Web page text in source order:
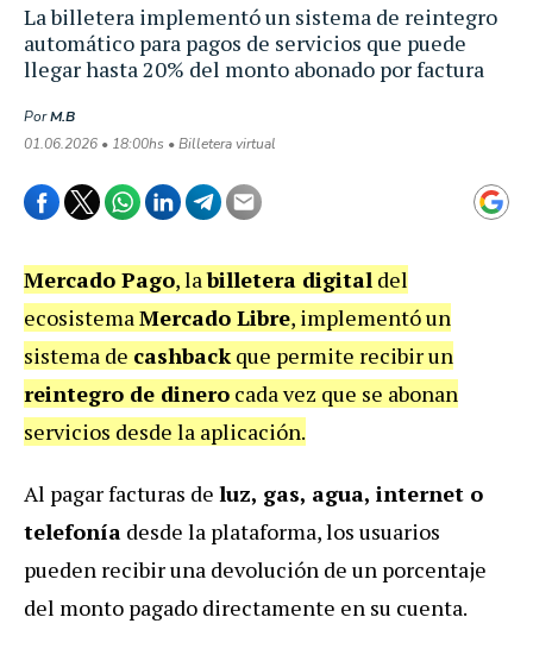
La billetera implementó un sistema de reintegro
automático para pagos de servicios que puede
llegar hasta 20% del monto abonado por factura
PorM.B
01.06.2026 • 18:00hs • Billetera virtual
Mercado Pago, labilletera digital del
ecosistemaMercado Libre, implementó un
sistema de cashbackque permite recibir un
reintegro de dinero cada vez que se abonan
servicios desde la aplicación.
Al pagar facturas de luz, gas, agua, internet o
telefonía desde la plataforma, los usuarios
pueden recibir una devolución de un porcentaje
del monto pagado directamente en su cuenta.